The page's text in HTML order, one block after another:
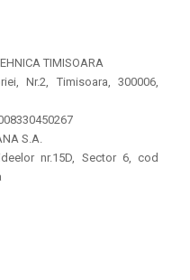
TIMISOARA
Nr.2, Timisoara, 300006,
S.A.
nr.15D, Sector 6, cod